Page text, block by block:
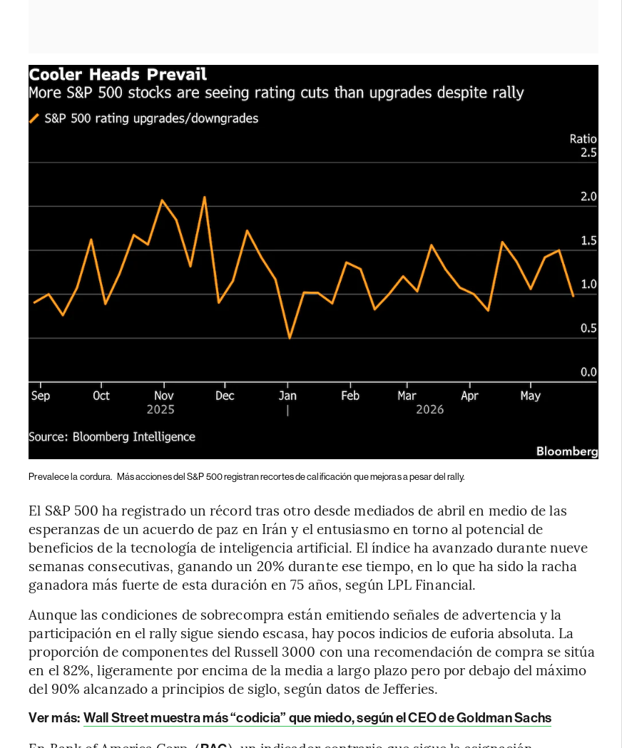
Prevalece la cordura. Más acciones del S&P 500 registran recortes de calificación que mejoras a pesar del rally.
El S&P 500 ha registrado un récord tras otro desde mediados de abril en medio de las
esperanzas de un acuerdo de paz en Irán y el entusiasmo en torno al potencial de
beneficios de la tecnología de inteligencia artificial. El índice ha avanzado durante nueve
semanas consecutivas, ganando un 20% durante ese tiempo, en lo que ha sido la racha
ganadora más fuerte de esta duración en 75 años, según LPL Financial.
Aunque las condiciones de sobrecompra están emitiendo señales de advertencia y la
participación en el rally sigue siendo escasa, hay pocos indicios de euforia absoluta. La
proporción de componentes del Russell 3000 con una recomendación de compra se sitúa
en el 82%, ligeramente por encima de la media a largo plazo pero por debajo del máximo
del 90% alcanzado a principios de siglo, según datos de Jefferies.
Ver más: Wall Street muestra más “codicia” que miedo, según el CEO de Goldman Sachs